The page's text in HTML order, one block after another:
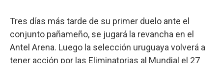
Tres días más tarde de su primer duelo ante el
conjunto pañameño, se jugará la revancha en el
Antel Arena. Luego la selección uruguaya volverá a
tener acción por las Eliminatorias al Mundial el 27